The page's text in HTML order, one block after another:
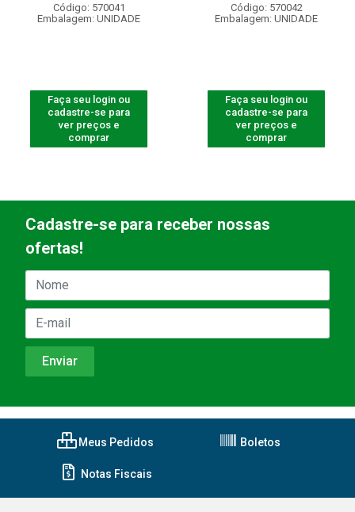
Código: 570041
Embalagem: UNIDADE
Faça seu login ou
cadastre-se para
ver preços e
comprar
Código: 570042
Embalagem: UNIDADE
Faça seu login ou
cadastre-se para
ver preços e
comprar
Cadastre-se para receber nossas
ofertas!
Meus Pedidos Boletos
Notas Fiscais